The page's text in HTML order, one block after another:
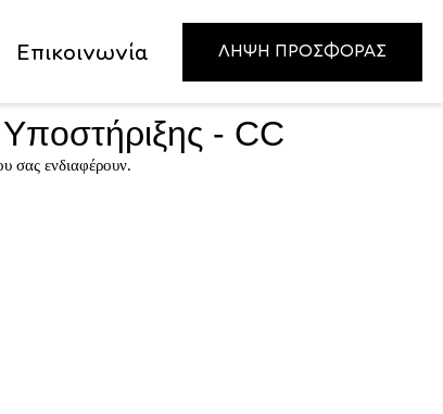
Επικοινωνία ΛΗΨΗ ΠΡΟΣΦΟΡΑΣ